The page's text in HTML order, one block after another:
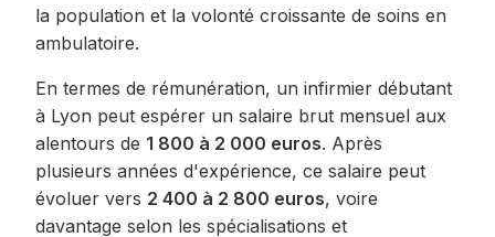
la population et la volonté croissante de soins en
ambulatoire.
En termes de rémunération, un infirmier débutant
à Lyon peut espérer un salaire brut mensuel aux
alentours de 1 800 à 2 000 euros. Après
plusieurs années d'expérience, ce salaire peut
évoluer vers 2 400 à 2 800 euros, voire
davantage selon les spécialisations et